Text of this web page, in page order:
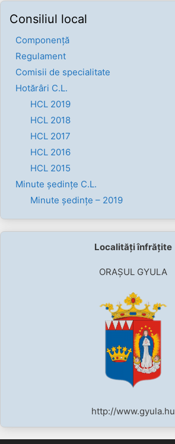
Consiliul local
Componenţă
Regulament
Comisii de specialitate
Hotărâri C.L.
HCL 2019
HCL 2018
HCL 2017
HCL 2016
HCL 2015
Minute ședințe C.L.
Minute ședințe – 2019
Localități înfrățite
ORAȘUL GYULA
http://www.gyula.hu